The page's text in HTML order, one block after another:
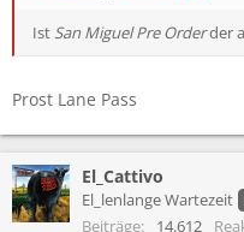
Ist San Miguel Pre Orderder
Prost Lane Pass
El_Cattivo
El_lenlange Wartezeit
Beiträge 14.612